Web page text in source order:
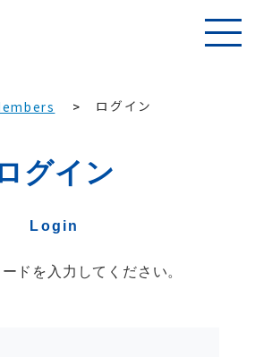
ログイン
ログイン
Login
ードを入力してください。